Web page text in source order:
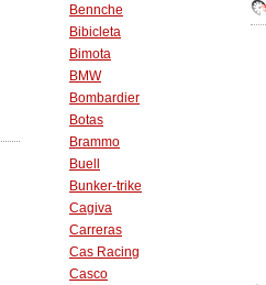
Bennche
Bibicleta
Bimota
BMW
Bombardier
Botas
Brammo
Buell
Bunker-trike
Cagiva
Carreras
Cas Racing
Casco